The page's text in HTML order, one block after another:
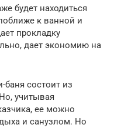
будет находиться
к ванной и
прокладку
дает экономию на
баня состоит из
учитывая
ее можно
и санузлом. Но